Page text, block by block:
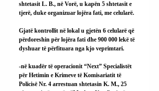
shtetasit L. B., në Vorë, u kapën 5 shtetasit e
tjerë, duke organizuar lojëra fati, me celularë.
Gjatë kontrollit në lokal u gjetën 6 celularë që
përdoreshin për lojëra fati dhe 900 000 lekë të
dyshuar të përfituara nga kjo veprimtari.
-në kuadër të operacionit “Next” Specialistët
për Hetimin e Krimeve të Komisariatit të
Policisë Nr. 4 arrestuan shtetasin K. M., 25